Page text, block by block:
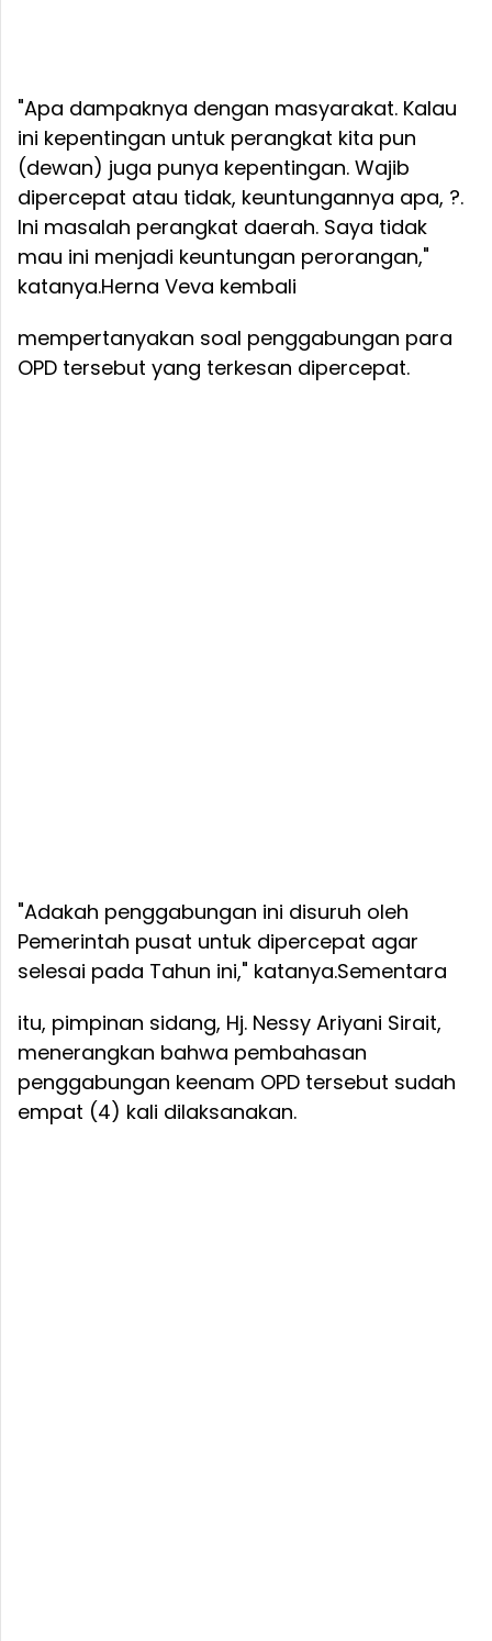
"Apa dampaknya dengan masyarakat. Kalau
ini kepentingan untuk perangkat kita pun
(dewan) juga punya kepentingan. Wajib
dipercepat atau tidak, keuntungannya apa, ?.
Ini masalah perangkat daerah. Saya tidak
mau ini menjadi keuntungan perorangan,"
katanya.Herna Veva kembali
mempertanyakan soal penggabungan para
OPD tersebut yang terkesan dipercepat.
"Adakah penggabungan ini disuruh oleh
Pemerintah pusat untuk dipercepat agar
selesai pada Tahun ini," katanya.Sementara
itu, pimpinan sidang, Hj. Nessy Ariyani Sirait,
menerangkan bahwa pembahasan
penggabungan keenam OPD tersebut sudah
empat (4) kali dilaksanakan.